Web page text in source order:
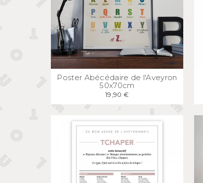
APERÇU RAPIDE
Poster Abécédaire de l'Aveyron
50x70cm
19,90 €